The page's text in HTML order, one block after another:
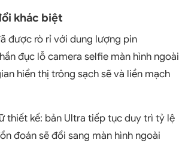
khác biệt
được rò rỉ với dung lượng pin
đục lỗ camera selfie màn hình ngoài
hiển thị trông sạch sẽ và liền mạch
thiết kế: bản Ultra tiếp tục duy trì tỷ lệ
đoán sẽ đổi sang màn hình ngoài